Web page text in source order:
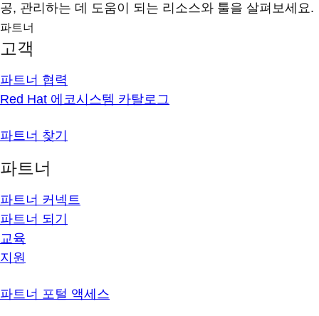
공, 관리하는 데 도움이 되는 리소스와 툴을 살펴보세요.
파트너
고객
파트너 협력
Red Hat 에코시스템 카탈로그
파트너 찾기
파트너
파트너 커넥트
파트너 되기
교육
지원
파트너 포털 액세스